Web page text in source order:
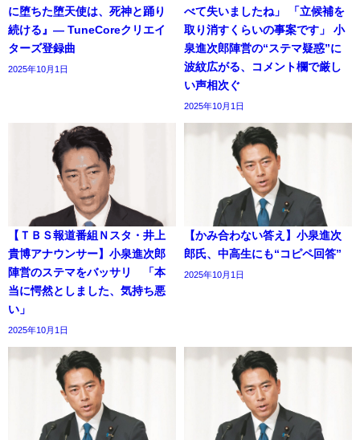
に堕ちた堕天使は、死神と踊り
続ける』― TuneCoreクリエイ
ターズ登録曲
2025年10月1日
べて失いましたね」 「立候補を
取り消すくらいの事案です」 小
泉進次郎陣営の“ステマ疑惑”に
波紋広がる、コメント欄で厳し
い声相次ぐ
2025年10月1日
【ＴＢＳ報道番組Ｎスタ・井上
貴博アナウンサー】小泉進次郎
陣営のステマをバッサリ 「本
当に愕然としました、気持ち悪
い」
2025年10月1日
【かみ合わない答え】小泉進次
郎氏、中高生にも“コピペ回答”
2025年10月1日